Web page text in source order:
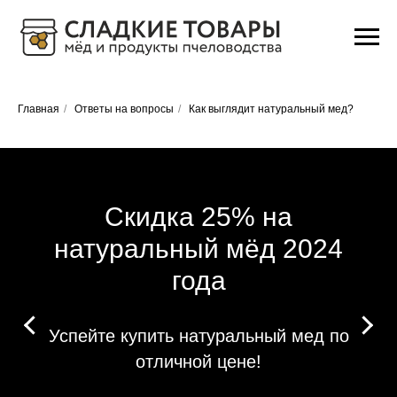
Главная / Ответы на вопросы / Как выглядит натуральный мед?
Скидка 25% на
натуральный мёд 2024
года
Успейте купить натуральный мед по
отличной цене!